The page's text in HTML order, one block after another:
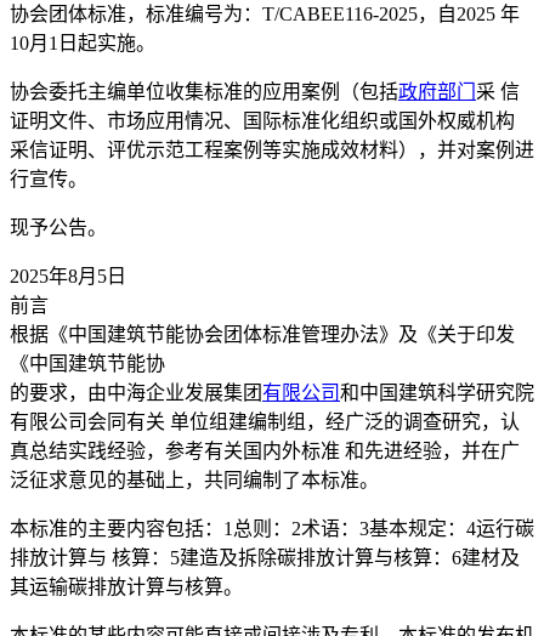
协会团体标准，标准编号为：T/CABEE116-2025，自2025 年
10月1日起实施。
协会委托主编单位收集标准的应用案例（包括政府部门 采 信
证明文件、市场应用情况、国际标准化组织或国外权威机构
采信证明、评优示范工程案例等实施成效材料），并对案例进
行宣传。
现予公告。
2025年8月5日
前言
根据《中国建筑节能协会团体标准管理办法》及《关于印发
《中国建筑节能协
的要求，由中海企业发展集团有限公司和中国建筑科学研究院
有限公司会同有关 单位组建编制组，经广泛的调查研究，认
真总结实践经验，参考有关国内外标准 和先进经验，并在广
泛征求意见的基础上，共同编制了本标准。
本标准的主要内容包括：1总则：2术语：3基本规定：4运行碳
排放计算与 核算：5建造及拆除碳排放计算与核算：6建材及
其运输碳排放计算与核算。